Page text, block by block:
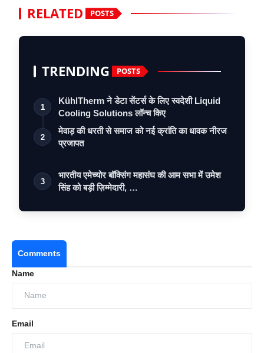
RELATED POSTS
TRENDING POSTS
1
KühlTherm ने डेटा सेंटर्स के लिए स्वदेशी Liquid
Cooling Solutions लॉन्च किए
2
मेवाड़ की धरती से समाज को नई क्रांति का धावक नीरज
प्रजापत
3
भारतीय एमेच्योर बॉक्सिंग महासंघ की आम सभा में उमेश
सिंह को बड़ी ज़िम्मेदारी, …
Comments
Name
Email